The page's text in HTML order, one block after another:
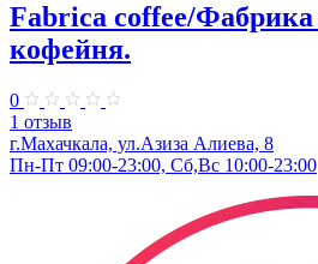
Fabrica coffee/
кофейня.
0
1 отзыв
г.Махачкала, ​ул.Азиза Алиева, 8
Пн-Пт 09:00-23:00, Сб,Вс 10:00-23:00